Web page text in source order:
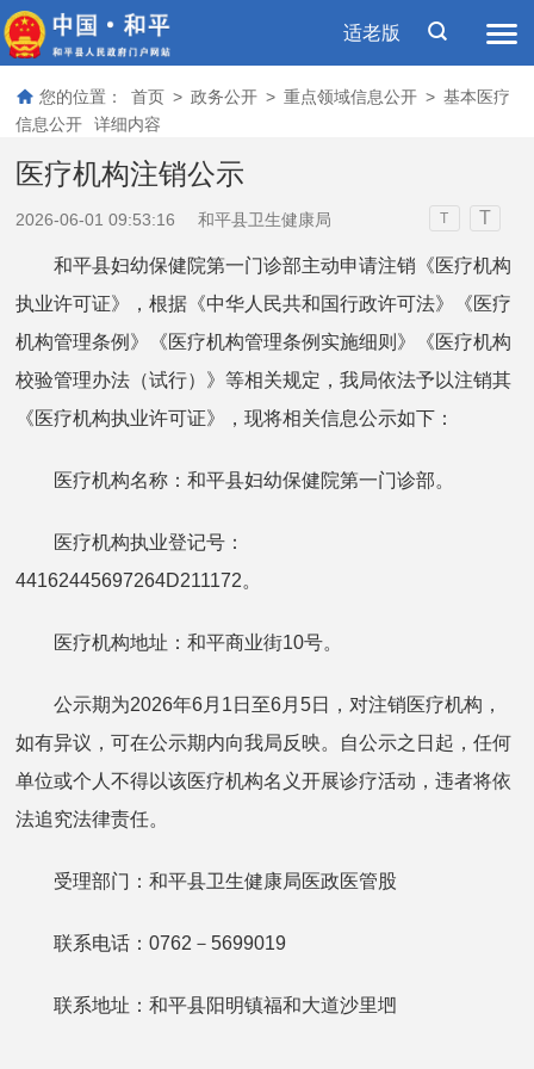
适老版
您的位置： 首页 > 政务公开 > 重点领域信息公开 > 基本医疗
信息公开
详细内容
医疗机构注销公示
2026-06-01 09:53:16 和平县卫生健康局 T T
和平县妇幼保健院第一门诊部主动申请注销《医疗机构
执业许可证》，根据《中华人民共和国行政许可法》《医疗
机构管理条例》《医疗机构管理条例实施细则》《医疗机构
校验管理办法（试行）》等相关规定，我局依法予以注销其
《医疗机构执业许可证》，现将相关信息公示如下：
医疗机构名称：和平县妇幼保健院第一门诊部。
医疗机构执业登记号：
44162445697264D211172。
医疗机构地址：和平商业街10号。
公示期为2026年6月1日至6月5日，对注销医疗机构，
如有异议，可在公示期内向我局反映。自公示之日起，任何
单位或个人不得以该医疗机构名义开展诊疗活动，违者将依
法追究法律责任。
受理部门：和平县卫生健康局医政医管股
联系电话：0762－5699019
联系地址：和平县阳明镇福和大道沙里垇